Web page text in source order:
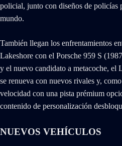
policial, junto con diseños de policías
mundo.
También llegan los enfrentamientos
Lakeshore con el Porsche 959 S
y el nuevo candidato a metacoche,
se renueva con nuevos rivales y,
velocidad con una pista prémium
contenido de personalización
NUEVOS VEHÍCULOS